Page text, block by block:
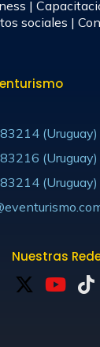
|
sociales |
(Uruguay)
(Uruguay)
(Uruguay)
Nuestras
X
Y
T